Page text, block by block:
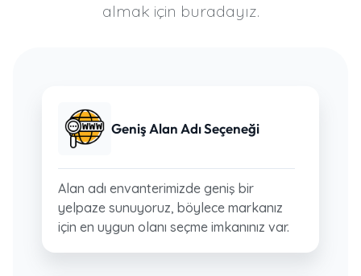
almak için buradayız.
Geniş Alan Adı Seçeneği
Alan adı envanterimizde geniş bir
yelpaze sunuyoruz, böylece markanız
için en uygun olanı seçme imkanınız var.